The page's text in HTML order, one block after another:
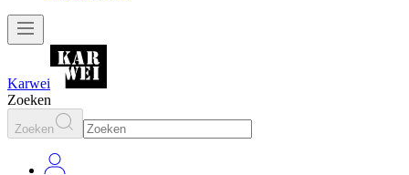
Karwei
Zoeken
Zoeken